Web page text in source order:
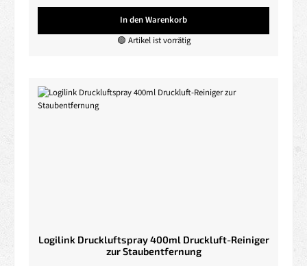
In den Warenkorb
🟢 Artikel ist vorrätig
Logilink Druckluftspray 400ml Druckluft-Reiniger
zur Staubentfernung